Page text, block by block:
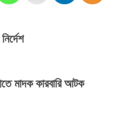
মাদক কারবারি আটক